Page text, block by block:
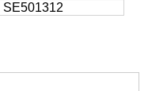
SE501312